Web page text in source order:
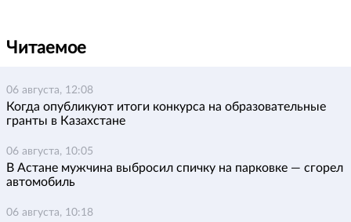
Читаемое
06 августа, 12:08
Когда опубликуют итоги конкурса на образовательные
гранты в Казахстане
06 августа, 10:05
В Астане мужчина выбросил спичку на парковке — сгорел
автомобиль
06 августа, 10:18